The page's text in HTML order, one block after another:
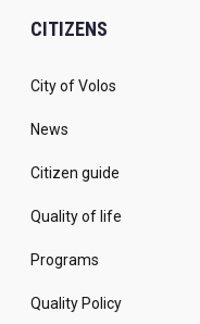
CITIZENS
City of Volos
News
Citizen guide
Quality of life
Programs
Quality Policy